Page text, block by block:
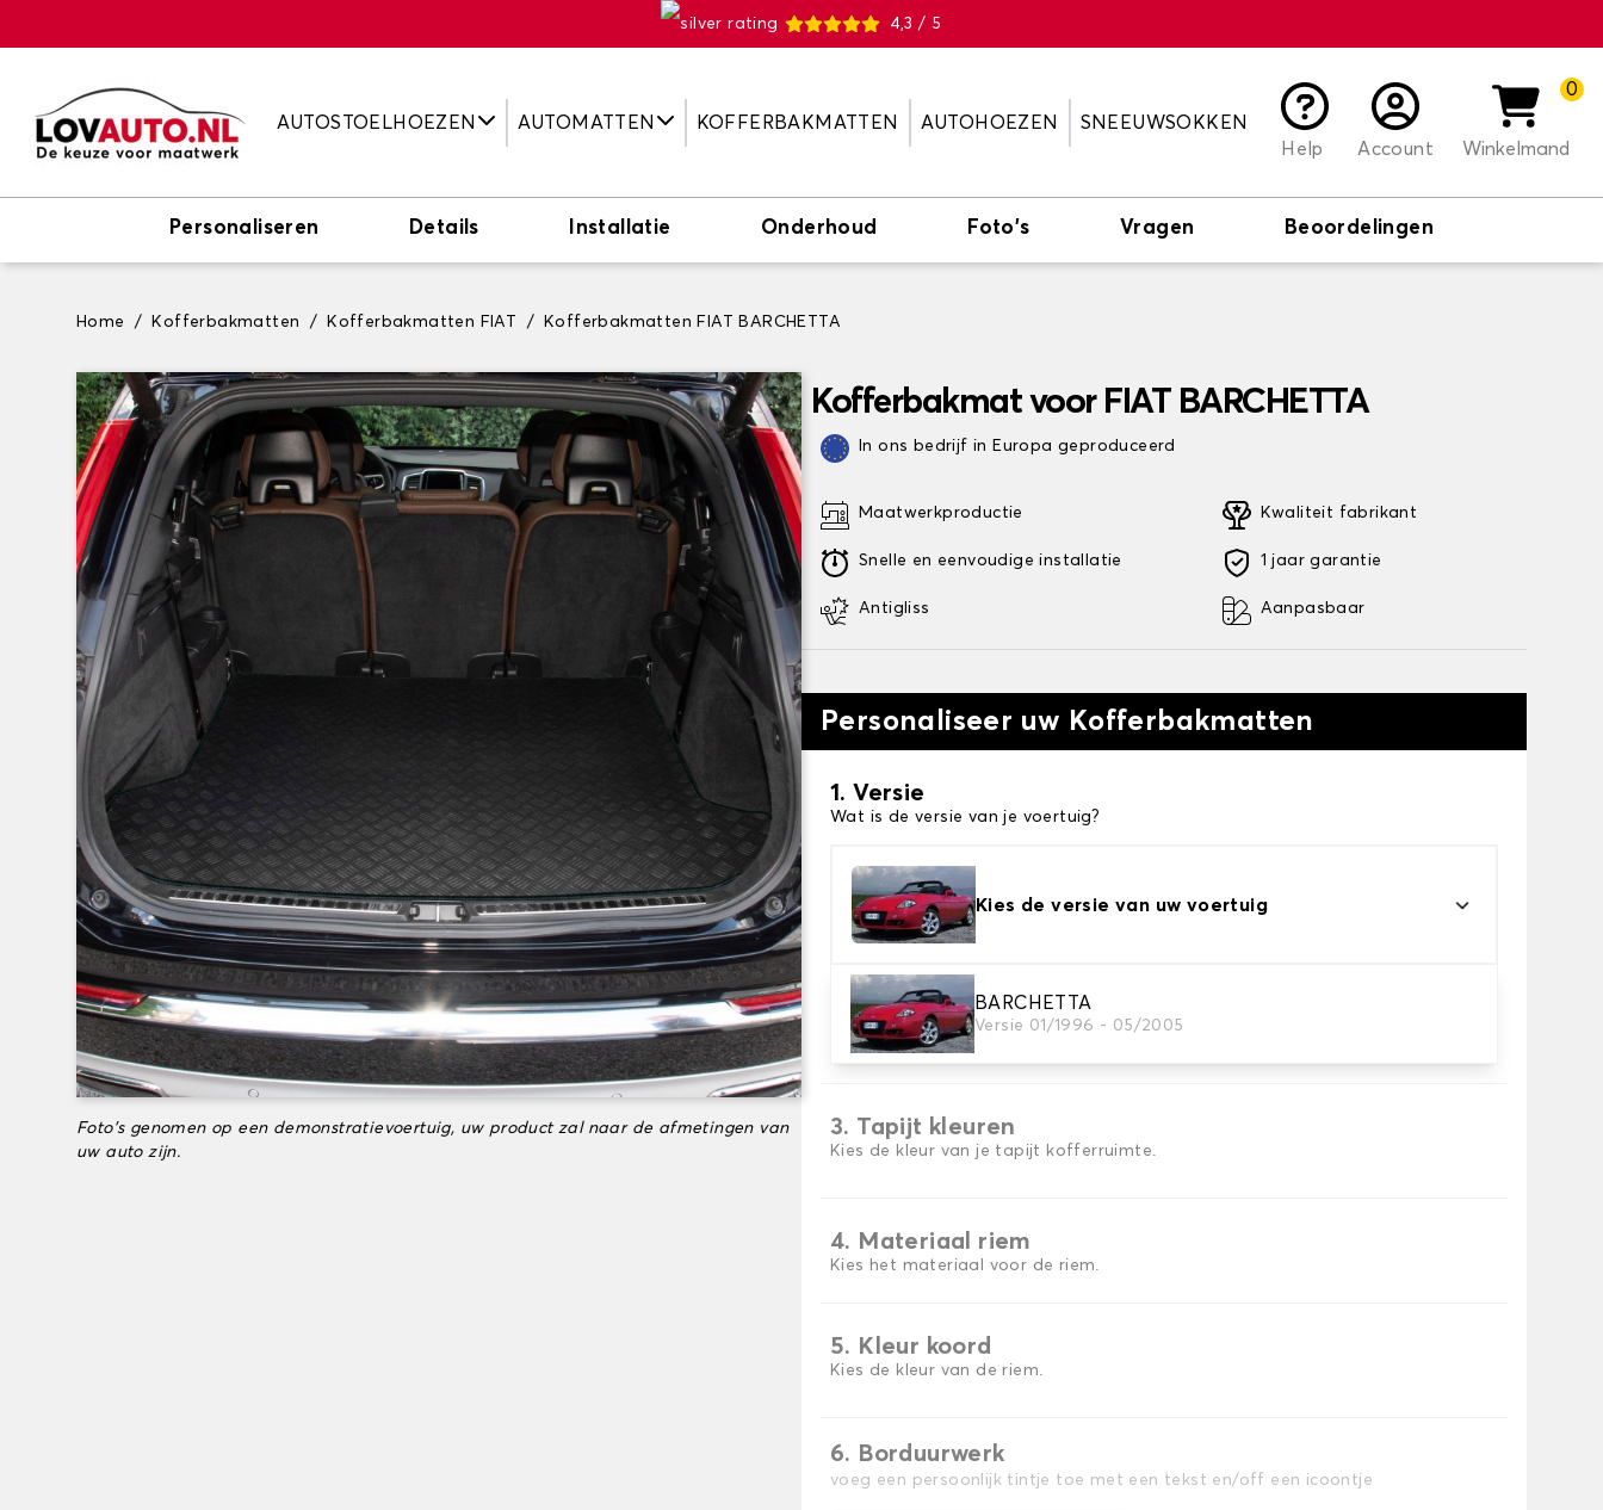
4,3 / 5
AUTOSTOELHOEZEN AUTOMATTEN KOFFERBAKMATTEN AUTOHOEZEN
SNEEUWSOKKEN
Help
Account
0
Winkelmand
Personaliseren Details Installatie Onderhoud Foto's Vragen Beoordelingen
Home Kofferbakmatten Kofferbakmatten FIAT Kofferbakmatten FIAT BARCHETTA
Foto's genomen op een demonstratievoertuig, uw product zal naar de afmetingen van
uw auto zijn.
Kofferbakmat voor FIAT BARCHETTA
In ons bedrijf in Europa geproduceerd
Maatwerkproductie
Snelle en eenvoudige installatie
Antigliss
Kwaliteit fabrikant
1 jaar garantie
Aanpasbaar
Personaliseer uw Kofferbakmatten
1. Versie
Wat is de versie van je voertuig?
Kies de versie van uw voertuig
BARCHETTA
Versie 01/1996 - 05/2005
2. Materiaal
Kies het materiaal van uw kofferbakmat
3. Tapijt kleuren
Kies de kleur van je tapijt kofferruimte.
4. Materiaal riem
Kies het materiaal voor de riem.
5. Kleur koord
Kies de kleur van de riem.
6. Borduurwerk
voeg een persoonlijk tintje toe met een tekst en/off een icoontje